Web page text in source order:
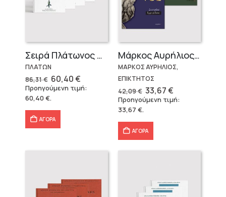
Σειρά Πλάτωνος Πολιτεία
ΠΛΑΤΩΝ
86,31€ Original
price
was:
86,31 €.
60,40€Η
τρέχουσα
τιμή
Προηγούμενη τιμή:
60,40€.
ΑΓΟΡΑ
Μάρκος Αυρήλιος & Επίκτητος (Επίτομα)
ΜΑΡΚΟΣ ΑΥΡΗΛΙΟΣ,
ΕΠΙΚΤΗΤΟΣ
42,09€ Original
price
was:
33,67€Η
τρέχουσα
τιμή
Προηγούμενη τιμή:
33,67 €.
ΑΓΟΡΑ